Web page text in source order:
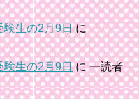
験生の2月9日に
験生の2月9日に一読者